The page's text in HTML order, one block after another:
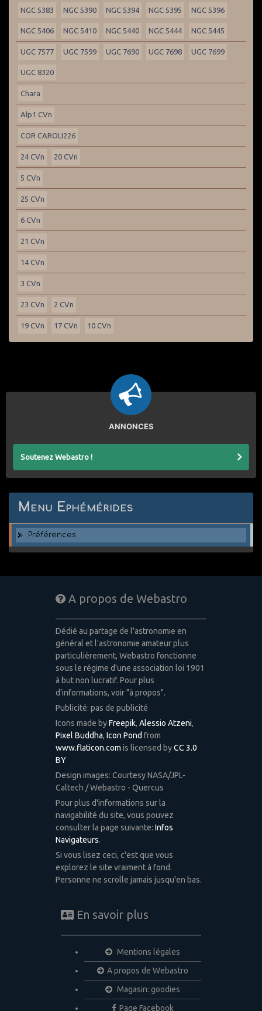
NGC 5383 NGC 5390 NGC 5394 NGC 5395 NGC 5396
NGC 5406 NGC 5410 NGC 5440 NGC 5444 NGC 5445
UGC 7577 UGC 7599 UGC 7690 UGC 7698 UGC 7699
UGC 8320
Chara
Alp1 CVn
COR CAROLI226
24 CVn 20 CVn
5 CVn
25 CVn
6 CVn
21 CVn
14 CVn
3 CVn
23 CVn 2 CVn
19 CVn 17 CVn 10 CVn
ANNONCES
Soutenez Webastro !
Menu Ephémérides
Préférences
A propos de Webastro
Dédié au partage de l'astronomie en
général et l'astronomie amateur plus
particulièrement, Webastro fonctionne
sous le régime d'une association loi 1901
à but non lucratif. Pour plus
d'informations, voir "à propos".
Publicité: pas de publicité
Icons made byFreepik, Alessio Atzeni,
Pixel Buddha, Icon Pond from
www.flaticon.com is licensed byCC 3.0
BY
Design images: Courtesy NASA/JPL-
Caltech / Webastro - Quercus
Pour plus d'informations sur la
navigabilité du site, vous pouvez
consulter la page suivante: Infos
Navigateurs.
Si vous lisez ceci, c'est que vous
explorez le site vraiment à fond.
Personne ne scrolle jamais jusqu'en bas.
En savoir plus
Mentions légales
A propos de Webastro
Magasin: goodies
Page Facebook